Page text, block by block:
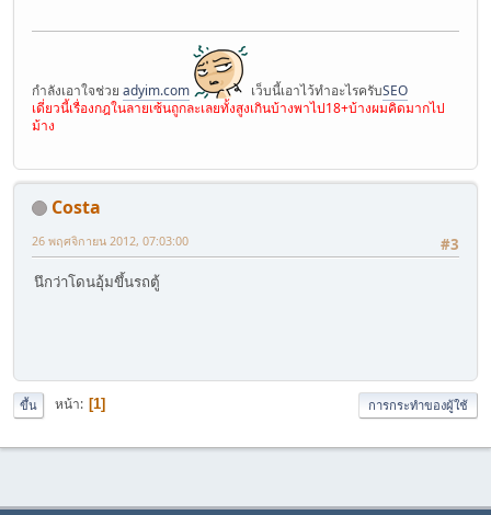
กำลังเอาใจช่วย adyim.com เว็บนี้เอาไว้ทำอะไรครับSEO
เดี่ยวนี้เรื่องกฎในลายเซ้นถูกละเลยทั้งสูงเกินบ้างพาไป18+บ้างผมคิดมากไป
ม้าง
Costa
#3
26 พฤศจิกายน 2012, 07:03:00
นึกว่าโดนอุ้มขึ้นรถตู้
ขึ้น หน้า 1 การกระทำของผู้ใช้